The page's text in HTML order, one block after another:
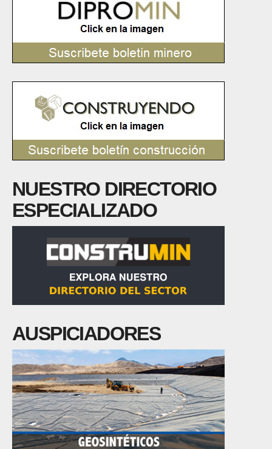
NUESTRO DIRECTORIO
ESPECIALIZADO
AUSPICIADORES